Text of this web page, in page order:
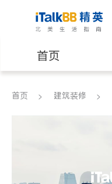
首页
医生
首页 建筑装修